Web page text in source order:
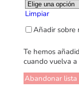
Limpiar
Añadir sobre
Te hemos
cuando vuelva
Abandonar lista